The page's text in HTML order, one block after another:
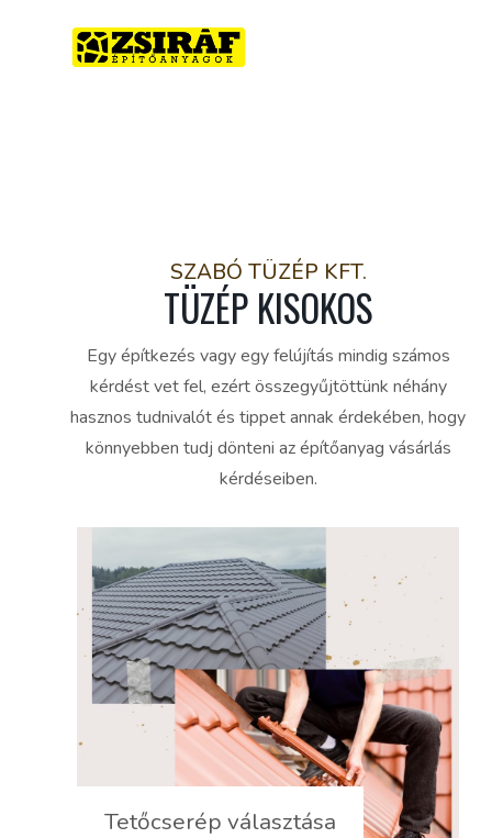
SZABÓ TÜZÉP KFT.
TÜZÉP KISOKOS
Egy építkezés vagy egy felújítás mindig számos
kérdést vet fel, ezért összegyűjtöttünk néhány
hasznos tudnivalót és tippet annak érdekében, hogy
könnyebben tudj dönteni az építőanyag vásárlás
kérdéseiben.
Gyakori hibák a
felújításnál